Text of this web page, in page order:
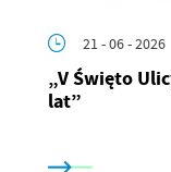
21 - 06 - 2026
„V Święto
lat”